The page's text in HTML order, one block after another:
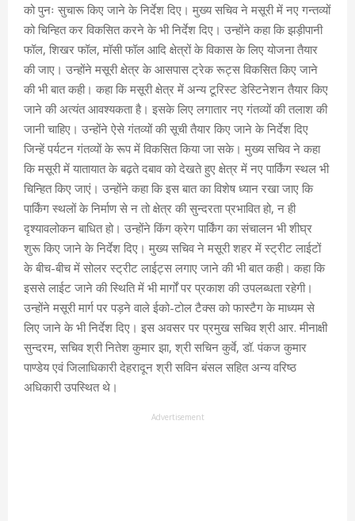
को पुनः सुचारू किए जाने के निर्देश दिए। मुख्य सचिव ने मसूरी में नए गन्तव्यों
को चिन्हित कर विकसित करने के भी निर्देश दिए। उन्होंने कहा कि झड़ीपानी
फॉल, शिखर फॉल, मॉसी फॉल आदि क्षेत्रों के विकास के लिए योजना तैयार
की जाए। उन्होंने मसूरी क्षेत्र के आसपास ट्रेक रूट्स विकसित किए जाने
की भी बात कही। कहा कि मसूरी क्षेत्र में अन्य टूरिस्ट डेस्टिनेशन तैयार किए
जाने की अत्यंत आवश्यकता है। इसके लिए लगातार नए गंतव्यों की तलाश की
जानी चाहिए। उन्होंने ऐसे गंतव्यों की सूची तैयार किए जाने के निर्देश दिए
जिन्हें पर्यटन गंतव्यों के रूप में विकसित किया जा सके। मुख्य सचिव ने कहा
कि मसूरी में यातायात के बढ़ते दबाव को देखते हुए क्षेत्र में नए पार्किंग स्थल भी
चिन्हित किए जाएं। उन्होंने कहा कि इस बात का विशेष ध्यान रखा जाए कि
पार्किंग स्थलों के निर्माण से न तो क्षेत्र की सुन्दरता प्रभावित हो, न ही
दृश्यावलोकन बाधित हो। उन्होंने किंग क्रेग पार्किंग का संचालन भी शीघ्र
शुरू किए जाने के निर्देश दिए। मुख्य सचिव ने मसूरी शहर में स्ट्रीट लाईटों
के बीच-बीच में सोलर स्ट्रीट लाईट्स लगाए जाने की भी बात कही। कहा कि
इससे लाईट जाने की स्थिति में भी मार्गों पर प्रकाश की उपलब्धता रहेगी।
उन्होंने मसूरी मार्ग पर पड़ने वाले ईको-टोल टैक्स को फास्टैग के माध्यम से
लिए जाने के भी निर्देश दिए। इस अवसर पर प्रमुख सचिव श्री आर. मीनाक्षी
सुन्दरम, सचिव श्री नितेश कुमार झा, श्री सचिन कुर्वे, डॉ. पंकज कुमार
पाण्डेय एवं जिलाधिकारी देहरादून श्री सविन बंसल सहित अन्य वरिष्ठ
अधिकारी उपस्थित थे।
Advertisement